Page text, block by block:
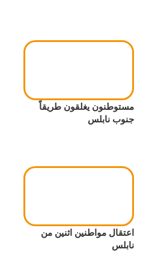
مستوطنون يغلقون طريقاً
جنوب نابلس
اعتقال مواطنين اثنين من
نابلس